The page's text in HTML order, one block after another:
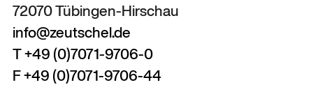
72070 Tübingen-Hirschau
info@zeutschel.de
T +49 (0)7071-9706-0
F +49 (0)7071-9706-44